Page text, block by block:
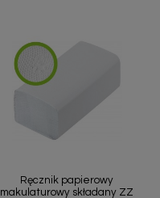
Ręcznik papierowy
makulaturowy składany ZZ